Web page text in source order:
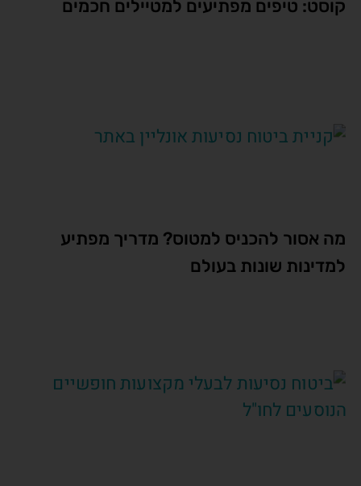
קוסט: טיפים מפתיעים למטיילים חכמים
מה אסור להכניס למטוס? מדריך מפתיע
למדינות שונות בעולם